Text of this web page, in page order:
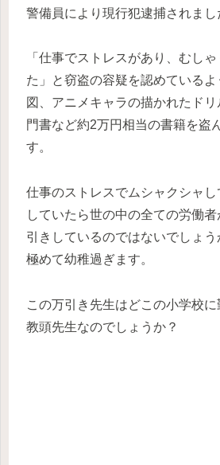
警備員により現行犯逮捕されまし
「仕事でストレスがあり、むし
た」と窃盗の容疑を認めている
図、アニメキャラの描かれたド
門書など約2万円相当の書籍を盗
す。
仕事のストレスでムシャクシャし
していたら世の中の全ての労働
引きしているのではないでしょ
極めて幼稚過ぎます。
この万引き先生はどこの小学校に
教頭先生なのでしょうか？